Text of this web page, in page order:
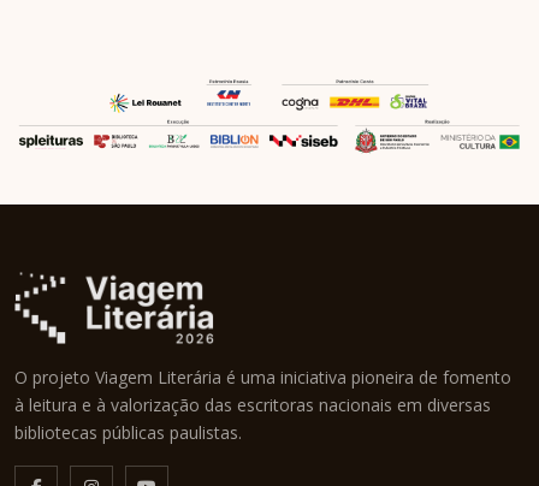
O projeto Viagem Literária é uma iniciativa pioneira de fomento
à leitura e à valorização das escritoras nacionais em diversas
bibliotecas públicas paulistas.